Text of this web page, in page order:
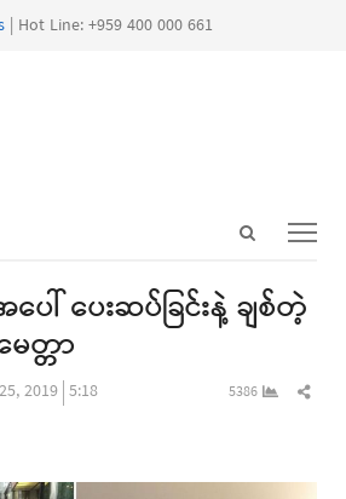
| Hot Line: +959 400 000 661
Open
panel
ေါ် ပေးဆပ်ခြင်းနဲ့ ချစ်တဲ့
ေတ္တာ
2019 5:18
5386